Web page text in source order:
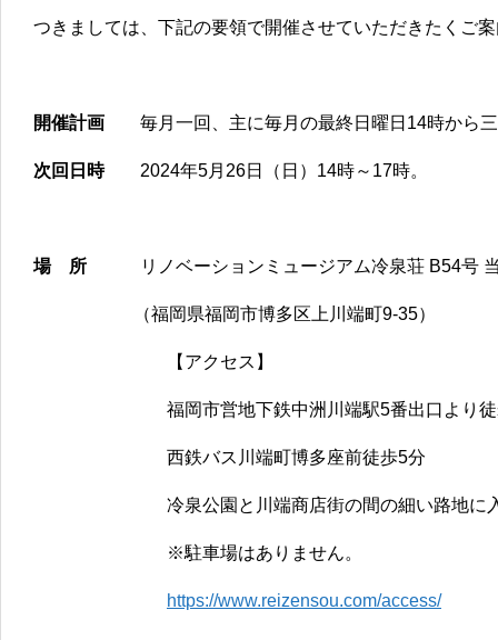
つきましては、下記の要領で開催させていただきたくご
開催計画 毎月一回、主に毎月の最終日曜日14時から三
次回日時2024年5月26日（日）14時～17時。
場 所 リノベーションミュージアム冷泉荘 B54号
（福岡県福岡市博多区上川端町9-35）
【アクセス】
福岡市営地下鉄中洲川端駅5番出口より
西鉄バス川端町博多座前徒歩5分
冷泉公園と川端商店街の間の細い路地に
※駐車場はありません。
https://www.reizensou.com/access/